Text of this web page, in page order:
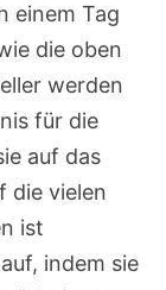
einem Tag
die oben
werden
für die
auf das
die vielen
ist
auf, indem sie